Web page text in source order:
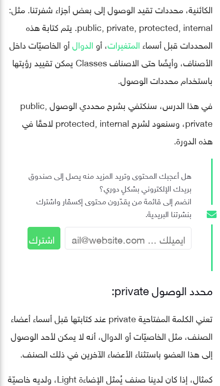
الكائنية، محددات تقيد الوصول إلى بعض أجزاء شفرتنا. مثل:
public, private, protected, internal. يتم كتابة هذه
المحددات قبل أسماء المتغيرات، أو الدوالأو الخاصيّات داخل
الأصناف، وأيضًا حتى الاصناف Classes يمكن تقييد رؤيتها
باستخدام محددات الوصول.
في هذا الدرس، سنكتفي بشرح محددي الوصول public,
private، وسنعود لشرح protected, internal لاحقًا في
هذه الدورة.
هل أعجبك المحتوى وتريد المزيد منه يصل إلى صندوق
بريدك الإلكتروني بشكلٍ دوري؟
انضم إلى قائمة من يقدّرون محتوى إكسڤار واشترك
بنشرتنا البريدية.
محدد الوصول private:
تعني الكلمة المفتاحية private عند كتابتها قبل أسماء أعضاء
الصنف، مثل الخاصيّات أو الدوال، أنه لا يمكن لأحد الوصول
إلى هذا العضو باستثناء الأعضاء الآخرين في ذلك الصنف.
كمثال، إذا كان لدينا صنف يُمثل الإضاءة Light، ولديه خاصيّة